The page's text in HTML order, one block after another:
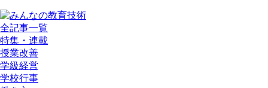
全記事一覧
特集・連載
授業改善
学級経営
学校行事